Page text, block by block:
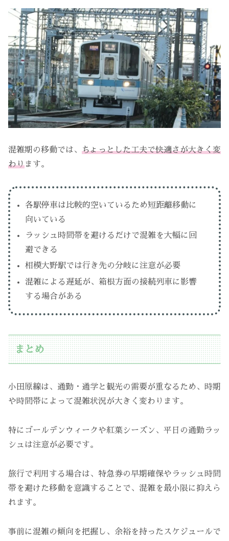
混雑期の移動では、 ちょっとした工夫で快適さが大きく変
わります。
各駅停車は比較的空いているため短距離移動に
向いている
ラッシュ時間帯を避けるだけで混雑を大幅に回
避できる
相模大野駅では行き先の分岐に注意が必要
混雑による遅延が、箱根方面の接続列車に影響
する場合がある
まとめ
小田原線は、通勤・通学と観光の需要が重なるため、時期
や時間帯によって混雑状況が大きく変わります。
特にゴールデンウィークや紅葉シーズン、平日の通勤ラッ
シュは注意が必要です。
旅行で利用する場合は、特急券の早期確保やラッシュ時間
帯を避けた移動を意識することで、混雑を最小限に抑えら
れます。
事前に混雑の傾向を把握し、余裕を持ったスケジュールで